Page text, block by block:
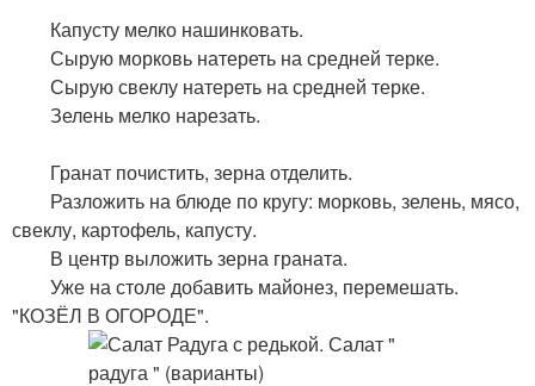
Капусту мелко нашинковать.
Сырую морковь натереть на средней терке.
Сырую свеклу натереть на средней терке.
Зелень мелко нарезать.
Гранат почистить, зерна отделить.
Разложить на блюде по кругу: морковь, зелень, мясо,
свеклу, картофель, капусту.
В центр выложить зерна граната.
Уже на столе добавить майонез, перемешать.
"КОЗЁЛ В ОГОРОДЕ".